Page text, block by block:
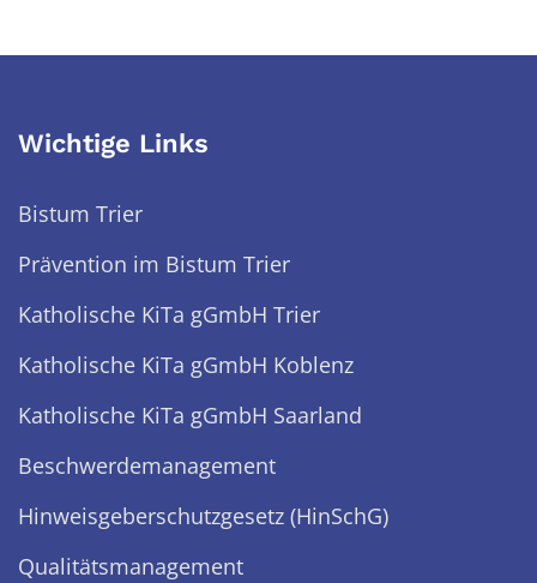
Wichtige Links
Bistum Trier
Prävention im Bistum Trier
Katholische KiTa gGmbH Trier
Katholische KiTa gGmbH Koblenz
Katholische KiTa gGmbH Saarland
Beschwerdemanagement
Hinweisgeberschutzgesetz (HinSchG)
Qualitätsmanagement